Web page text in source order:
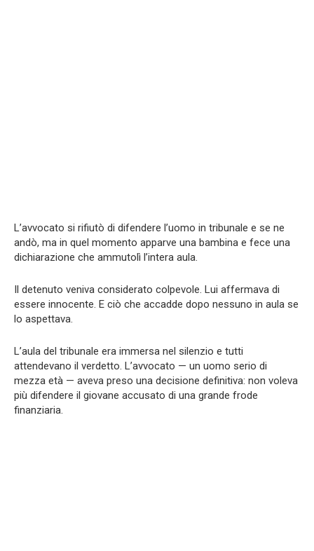
L’avvocato si rifiutò di difendere l’uomo in tribunale e se ne
andò, ma in quel momento apparve una bambina e fece una
dichiarazione che ammutolì l’intera aula.
Il detenuto veniva considerato colpevole. Lui affermava di
essere innocente. E ciò che accadde dopo nessuno in aula se
lo aspettava.
L’aula del tribunale era immersa nel silenzio e tutti
attendevano il verdetto. L’avvocato — un uomo serio di
mezza età — aveva preso una decisione definitiva: non voleva
più difendere il giovane accusato di una grande frode
finanziaria.